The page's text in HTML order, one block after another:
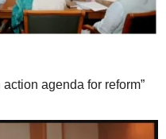
agenda for reform”